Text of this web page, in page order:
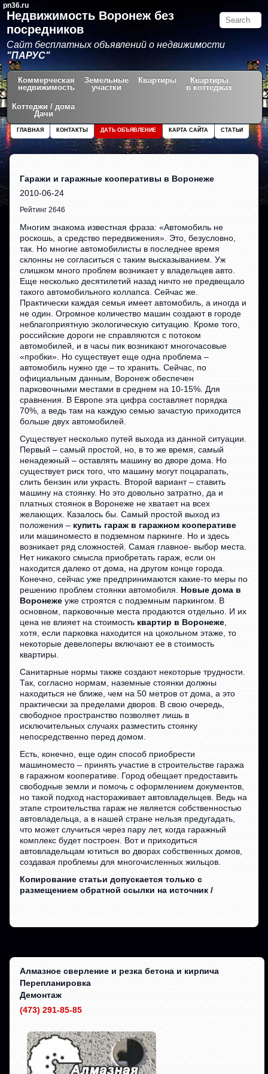
pn36.ru
Недвижимость Воронеж без
посредников
Сайт бесплатных объявлений о недвижимости
"ПАРУС"
Коммерческая
недвижимость
Земельные
участки
Квартиры
Квартиры
в коттеджах
Коттеджи / дома
Дачи
СТАТЬИ
КАРТА САЙТА
ДАТЬ ОБЪЯВЛЕНИЕ
КОНТАКТЫ
ГЛАВНАЯ
Гаражи и гаражные кооперативы в Воронеже
2010-06-24
Рейтинг 2646
Многим знакома известная фраза: «Автомобиль не
роскошь, а средство передвижения». Это, безусловно,
так. Но многие автомобилисты в последнее время
склонны не согласиться с таким высказыванием. Уж
слишком много проблем возникает у владельцев авто.
Еще несколько десятилетий назад ничто не предвещало
такого автомобильного коллапса. Сейчас же.
Практически каждая семья имеет автомобиль, а иногда и
не один. Огромное количество машин создают в городе
неблагоприятную экологическую ситуацию. Кроме того,
российские дороги не справляются с потоком
автомобилей, и в часы пик возникают многочасовые
«пробки». Но существует еще одна проблема –
автомобиль нужно где – то хранить. Сейчас, по
официальным данным, Воронеж обеспечен
парковочными местами в среднем на 10-15%. Для
сравнения. В Европе эта цифра составляет порядка
70%, а ведь там на каждую семью зачастую приходится
больше двух автомобилей.
Существует несколько путей выхода из данной ситуации.
Первый – самый простой, но, в то же время, самый
ненадежный – оставлять машину во дворе дома. Но
существует риск того, что машину могут поцарапать,
слить бензин или украсть. Второй вариант – ставить
машину на стоянку. Но это довольно затратно, да и
платных стоянок в Воронеже не хватает на всех
желающих. Казалось бы. Самый простой выход из
положения – купить гараж в гаражном кооперативе
или машиноместо в подземном паркинге. Но и здесь
возникает ряд сложностей. Самая главное- выбор места.
Нет никакого смысла приобретать гараж, если он
находится далеко от дома, на другом конце города.
Конечно, сейчас уже предпринимаются какие-то меры по
решению проблем стоянки автомобиля.
Новые дома в
Воронеже уже строятся с подземным паркингом. В
основном, парковочные места продаются отдельно. И их
цена не влияет на стоимость квартир в Воронеже
хотя, если парковка находится на цокольном этаже, то
некоторые девелоперы включают ее в стоимость
квартиры.
Санитарные нормы также создают некоторые трудности.
Так, согласно нормам, наземные стоянки должны
находиться не ближе, чем на 50 метров от дома, а это
практически за пределами дворов. В свою очередь,
свободное пространство позволяет лишь в
исключительных случаях разместить стоянку
непосредственно перед домом.
Есть, конечно, еще один способ приобрести
машиноместо – принять участие в строительстве гаража
в гаражном кооперативе. Город обещает предоставить
свободные земли и помочь с оформлением документов,
но такой подход настораживает автовладельцев. Ведь на
этапе строительства гараж не является собственностью
автовладельца, а в нашей стране нельзя предугадать,
что может случиться через пару лет, когда гаражный
комплекс будет построен. Вот и приходиться
автовладельцам ютиться во дворах собственных домов,
создавая проблемы для многочисленных жильцов.
Копирование статьи допускается только с
размещением обратной ссылки на источник /
Алмазное сверление и резка бетона и кирпича
Перепланировка
Демонтаж
(473) 291-85-85